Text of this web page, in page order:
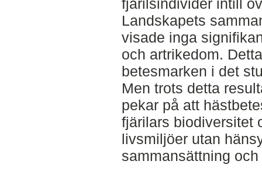
fjärilsindivider intill
Landskapets
visade inga
och artrikedom.
betesmarken i det
Men trots detta
pekar på att
fjärilars biodiversitet
livsmiljöer utan
sammansättning